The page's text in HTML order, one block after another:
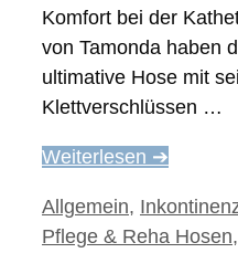
Komfort bei der
von Tamonda haben
ultimative Hose mit
Klettverschlüssen …
Weiterlesen ➔
Kategorien
Allgemein,
Pflege & Reha Hosen,